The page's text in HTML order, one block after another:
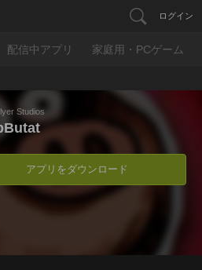
ログイン
配信中アプリ 家庭用・PCゲーム
Studios
アプリをダウンロード